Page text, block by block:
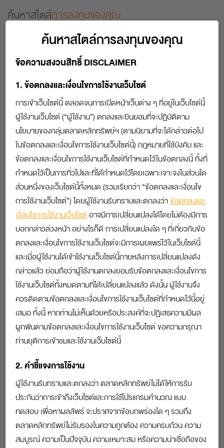
ค้นหาสไตล์การลงทุนของคุณ
คนแต่ละคนย่อมมีปฏิกิริยาตอบรับต่อสิ่งที่เข้ามาใน
มั่นใจ บ้างก็แสดงออกมาด้วย ความวิตกกังวลซึ่ง
ปฏิบัติของบุคคลนั้นๆ ไม่ว่าจะเป็นการกระทำอย่าง
รอบคอบระมัดระวังหรือหุนหันพลันแล่น
แบบสอบถามทางด้านล่างนี้จะช่วยในการวิเคราะห์ว่าคุณเป็นผู้ลงทุนประเภทใด และเหมาะ
กับรูปแบบการลงทุนแบบไหน กรณีที่ได้คะแนนในหัวข้อใดมากที่สุด แสดงว่าคุณมี
บุคลิกลักษณะในการตัดสินใจลงทุนในแบบฉบับผู้ลงทุนประเภทนั้นๆ
เลือกคำตอบที่เป็นตัวคุณเพื่อค้นหาสไตล์การ
ลงทุน
1 › 2 › 3
Swipe
รายการ
คุณชอบการวางแผน
ไม่ใช่
นิดหน่อย พอสมควร ใช่
คุณเป็นคนที่รักการทำงานและขยันขันแข็ง
ไม่ใช่
นิดหน่อย พอสมควร ใช่
คุณสนใจในตัวเลข
ไม่ใช่
นิดหน่อย พอสมควร ใช่
ไม่ใช่
นิดหน่อย
คุณคิดว่าตัวคุณเป็นคนโชคดี
ไม่ใช่
นิดหน่อย พอสมควร ใช่
คุณเป็นคนตัดสินใจเด็ดขาด
ไม่ใช่
นิดหน่อย พอสมควร ใช่
ค้นหาสไตล์การลงทุนของคุณ
ข้อความสงวนสิทธิ์ DISCLAIMER
1. ข้อตกลงและเงื่อนไขการใช้งานเว็บไซต์
การเข้าเว็บไซต์นี้ ตลอดจนการเปิดหน้าเว็บต่าง ๆ ที่อยู่ในเว็บไซต์นี้
ผู้ใช้งานเว็บไซต์ (“ผู้ใช้งาน”) ตกลงและยินยอมที่จะปฏิบัติตาม
นโยบายของกลุ่มตลาดหลักทรัพย์ฯ (ตามนิยามที่จะได้กล่าวต่อไป
ในข้อตกลงและเงื่อนไขการใช้งานเว็บไซต์นี้) กฎหมายที่ใช้บังคับ และ
ข้อตกลงและเงื่อนไขการใช้งานเว็บไซต์ที่กำหนดไว้ในข้อตกลงนี้ ทั้งที่
กำหนดไว้เป็นการทั่วไปและที่ได้กำหนดไว้โดยเฉพาะเจาะจงในส่วนใด
ส่วนหนึ่งของเว็บไซต์นี้ทั้งหมด (รวมเรียกว่า “ข้อตกลงและเงื่อนไข
การใช้งานเว็บไซต์”) โดยผู้ใช้งานรับทราบและตกลงว่าข้อตกลงและ
เงื่อนไขการใช้งานเว็บไซต์อาจมีการเปลี่ยนแปลงได้โดยไม่ต้องมีการ
บอกกล่าวล่วงหน้า อย่างไรก็ดี การเปลี่ยนแปลงใด ๆ ที่เกี่ยวกับข้อ
ตกลงและเงื่อนไขการใช้งานเว็บไซต์จะมีการเผยแพร่ไว้ในเว็บไซต์นี้
และเมื่อผู้ใช้งานได้เข้าใช้งานเว็บไซต์นี้ภายหลังการเปลี่ยนแปลงดัง
กล่าวแล้ว ย่อมถือว่าผู้ใช้งานตกลงยอมรับข้อตกลงและเงื่อนไขการ
ใช้งานเว็บไซต์ทั้งหมดตามที่ได้เปลี่ยนแปลงแล้ว ดังนั้น ผู้ใช้งานจึง
ควรติดตามข้อตกลงและเงื่อนไขการใช้งานเว็บไซต์ที่กำหนดไว้นี้อยู่
เสมอ ทั้งนี้ หากท่านไม่เห็นด้วยหรือประสงค์ที่จะปฏิเสธความมีผล
ผูกพันตามข้อตกลงและเงื่อนไขการใช้งานเว็บไซต์ ขอความกรุณา
ท่านยุติการเข้าชมและใช้งานเว็บไซต์นี้
2. คำชี้แจงการใช้งาน
ผู้ใช้งานรับทราบและตกลงว่า ตลาดหลักทรัพย์ไม่ได้ให้การรับ
ประกันว่าการเข้าถึงเว็บไซต์และการใช้โปรแกรมคำนวณ แบบ
ทดสอบ เพื่อหาผลลัพธ์ จะปราศจากข้อบกพร่องใด ๆ รวมถึง
ตลาดหลักทรัพย์ไม่รับรองในความถูกต้อง ความครบถ้วน ความ
สมบูรณ์ ความเป็นปัจจุบัน ความเหมาะสม หรือความน่าเชื่อถือของ